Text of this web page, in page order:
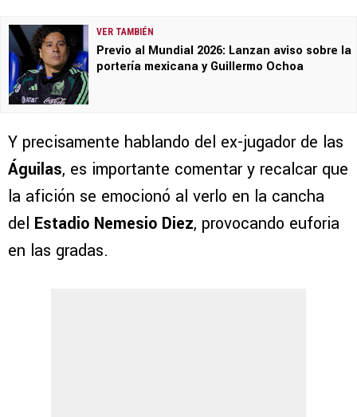
VER TAMBIÉN
Previo al Mundial 2026: Lanzan aviso sobre la
portería mexicana y Guillermo Ochoa
Y precisamente hablando del ex-jugador de las
Águilas, es importante comentar y recalcar que
la afición se emocionó al verlo en la cancha
del Estadio Nemesio Diez, provocando euforia
en las gradas.